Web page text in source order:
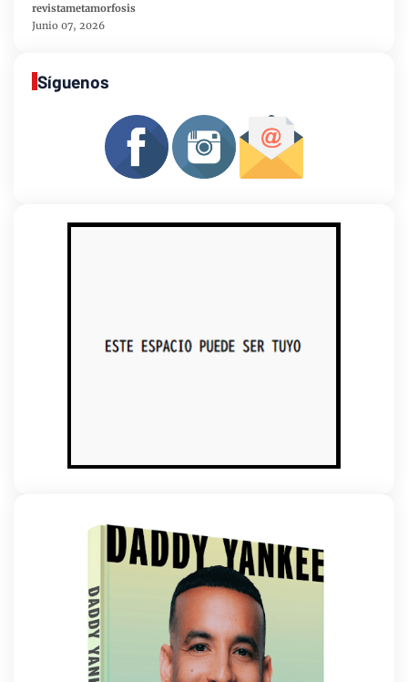
revistametamorfosis
Junio 07, 2026
Síguenos